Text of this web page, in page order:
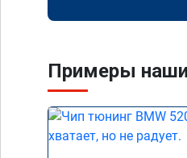
Примеры